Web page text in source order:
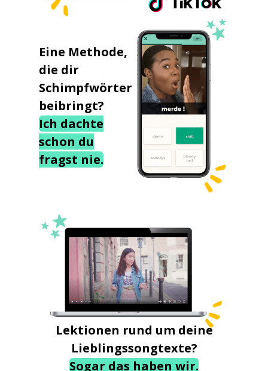
Eine Methode,
die dir
Schimpfwörter
beibringt?
Ich dachte
schon du
fragst nie.
Lektionen rund um deine
Lieblingssongtexte?
Sogar das haben wir.